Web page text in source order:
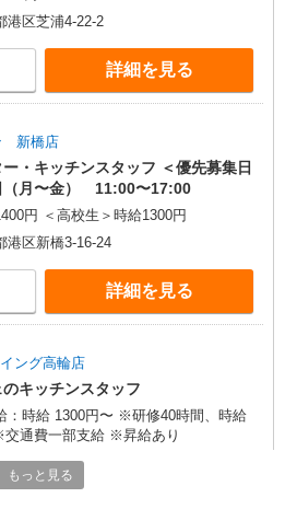
港区芝浦4-22-2
詳細を見る
新橋店
・キッチンスタッフ ＜優先募集日
（月〜金） 11:00〜17:00
円 ＜高校生＞時給1300円
港区新橋3-16-24
詳細を見る
ング高輪店
キッチンスタッフ
：時給 1300円〜 ※研修40時間、時給
円 ※交通費一部支給 ※昇給あり
房 高輪ウィング店 （東京都港区高輪
ィング高輪2F）
もっと見る